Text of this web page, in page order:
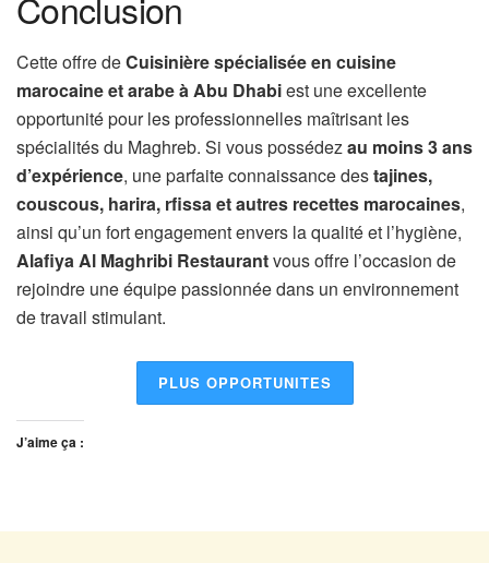
Cette offre deCuisinière spécialisée en cuisine
marocaine et arabe à Abu Dhabiest une excellente
opportunité pour les professionnelles maîtrisant les
spécialités du Maghreb. Si vous possédezau moins 3 ans
d’expérience, une parfaite connaissance destajines,
couscous, harira, rfissa et autres recettes marocaines,
ainsi qu’un fort engagement envers la qualité et l’hygiène,
Alafiya Al Maghribi Restaurantvous offre l’occasion de
rejoindre une équipe passionnée dans un environnement
de travail stimulant.
PLUS OPPORTUNITES
J’aime ça :